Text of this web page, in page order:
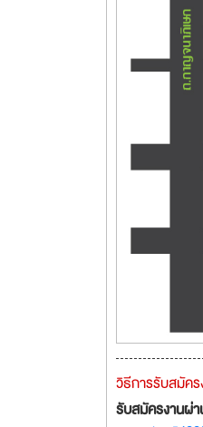
วิธีการรับสมัคร
รับสมัครงานผ่